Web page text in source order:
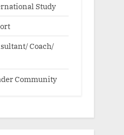
Study
Coach/
Community